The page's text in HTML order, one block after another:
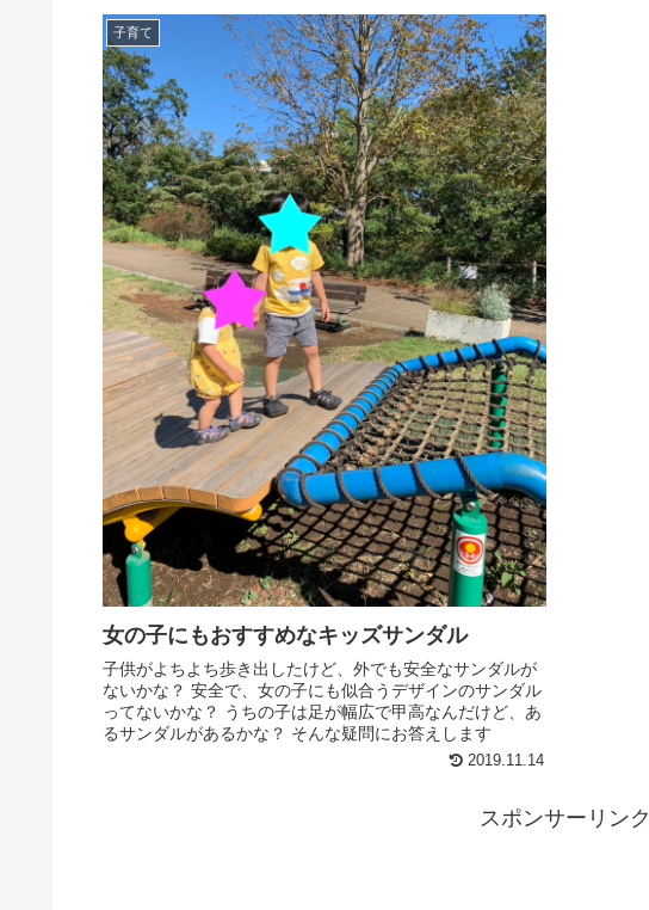
子育て
女の子にもおすすめなキッズサンダル
子供がよちよち歩き出したけど、外でも安全なサンダルが
ないかな？ 安全で、女の子にも似合うデザインのサンダル
ってないかな？ うちの子は足が幅広で甲高なんだけど、あ
るサンダルがあるかな？ そんな疑問にお答えします
2019.11.14
スポンサーリンク